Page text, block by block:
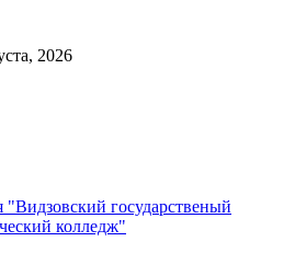
2026
государственый
колледж"